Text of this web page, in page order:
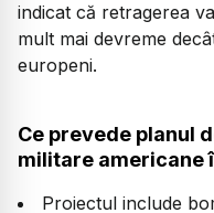
indicat că retragerea
mult mai devreme
europeni.
Ce prevede planul
militare americane
Proiectul include